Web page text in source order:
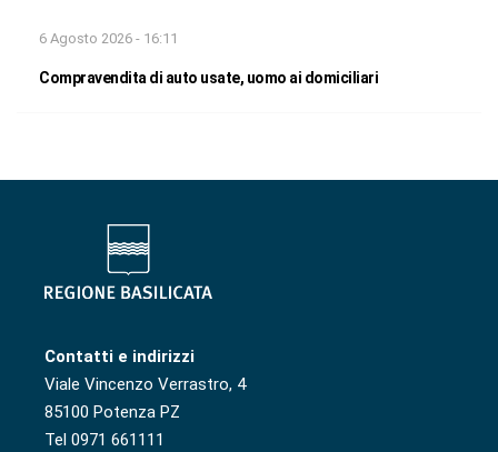
6 Agosto 2026 - 16:11
Compravendita di auto usate, uomo ai domiciliari
Contatti e indirizzi
Viale Vincenzo Verrastro, 4
85100 Potenza PZ
Tel 0971 661111